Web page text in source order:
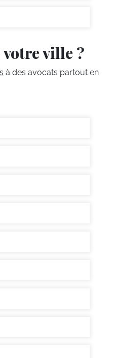
votre ville ?
à des avocats partout en